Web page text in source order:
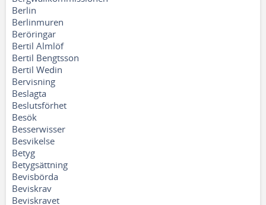
Berlin
Berlinmuren
Beröringar
Bertil Almlöf
Bertil Bengtsson
Bertil Wedin
Bervisning
Beslagta
Beslutsförhet
Besök
Besserwisser
Besvikelse
Betyg
Betygsättning
Bevisbörda
Beviskrav
Beviskravet